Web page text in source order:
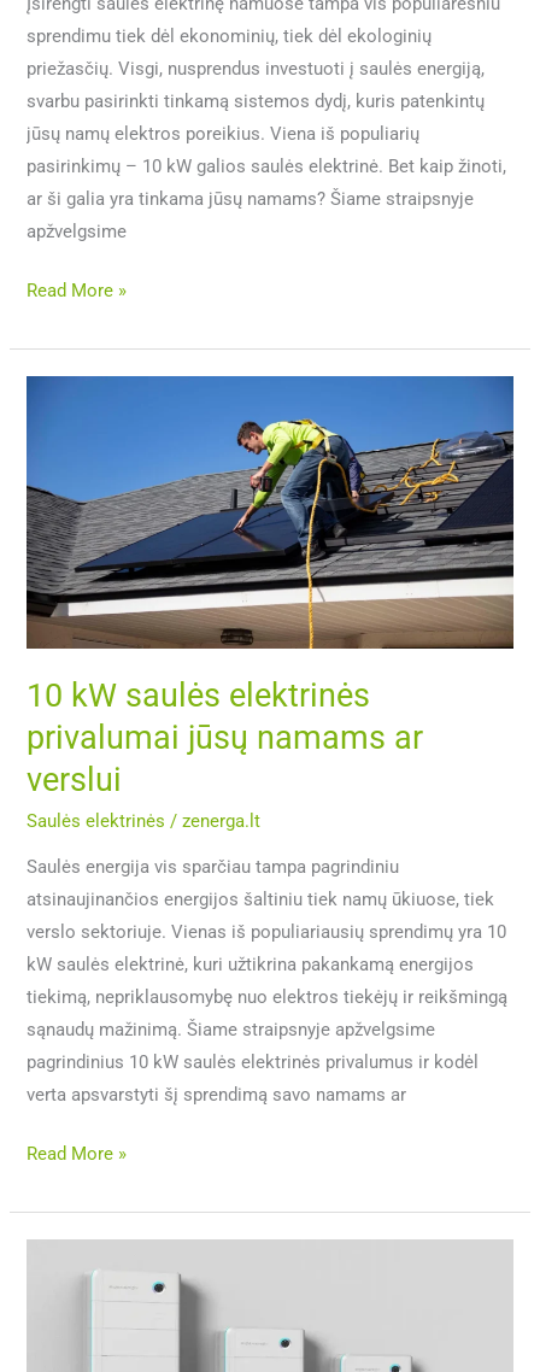
sprendimu tiek dėl ekonominių, tiek dėl ekologinių
priežasčių. Visgi, nusprendus investuoti į saulės energiją,
svarbu pasirinkti tinkamą sistemos dydį, kuris patenkintų
jūsų namų elektros poreikius. Viena iš populiarių
pasirinkimų – 10 kW galios saulės elektrinė. Bet kaip žinoti,
ar ši galia yra tinkama jūsų namams? Šiame straipsnyje
apžvelgsime
Read More »
10 kW saulės elektrinės
privalumai jūsų namams ar
verslui
Saulės elektrinės /zenerga.lt
Saulės energija vis sparčiau tampa pagrindiniu
atsinaujinančios energijos šaltiniu tiek namų ūkiuose, tiek
verslo sektoriuje. Vienas iš populiariausių sprendimų yra 10
kW saulės elektrinė, kuri užtikrina pakankamą energijos
tiekimą, nepriklausomybę nuo elektros tiekėjų ir reikšmingą
sąnaudų mažinimą. Šiame straipsnyje apžvelgsime
pagrindinius 10 kW saulės elektrinės privalumus ir kodėl
verta apsvarstyti šį sprendimą savo namams ar
elektrinės
privalumai
jūsų
namams
ar
verslui
Read More »
inverteriai: